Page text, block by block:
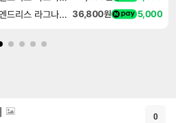
그랑블루 판타지 리링크 엔드리스 라그나로크 업그레이드 킷 Granblue Fantasy Relink Endless Ragnarok Upgrade Kit DLC 36,800원 5,000
0